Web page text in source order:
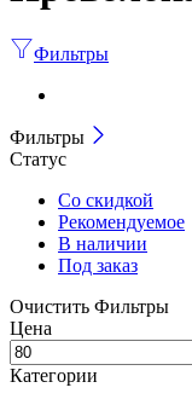
Фильтры
Фильтры
Статус
Со скидкой
Рекомендуемое
В наличии
Под заказ
Очистить Фильтры
Цена
Категории